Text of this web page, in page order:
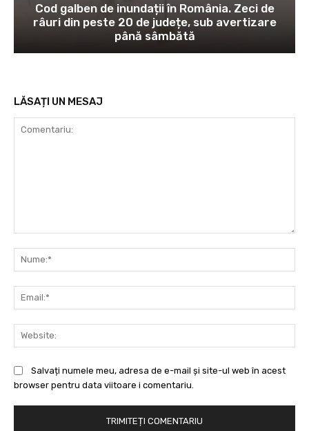
Cod galben de inundații în România. Zeci de
râuri din peste 20 de județe, sub avertizare
până sâmbătă
LĂSAȚI UN MESAJ
Salvați numele meu, adresa de e-mail și site-ul web în acest
browser pentru data viitoare i comentariu.